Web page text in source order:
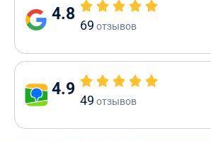
4.8
69 отзывов
4.9
49 отзывов